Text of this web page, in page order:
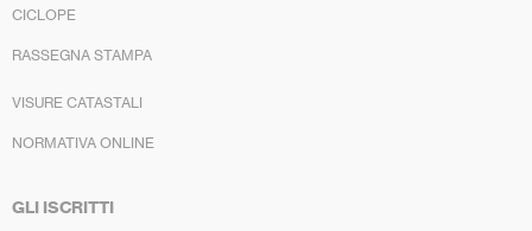
CICLOPE
RASSEGNA STAMPA
VISURE CATASTALI
NORMATIVA ONLINE
GLI ISCRITTI